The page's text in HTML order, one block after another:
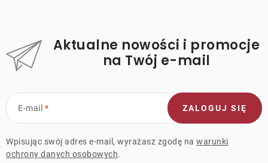
Aktualne nowości i promocje
na Twój e-mail
E-mail
Wpisując swój adres e-mail, wyrażasz zgodę na warunki
ochrony danych osobowych.
ZALOGUJ SIĘ